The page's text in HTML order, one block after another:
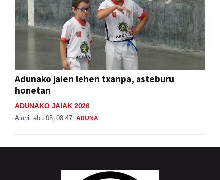
Adunako jaien lehen txanpa, asteburu
honetan
ADUNAKO JAIAK 2026
Aiurri abu 05, 08:47 ADUNA